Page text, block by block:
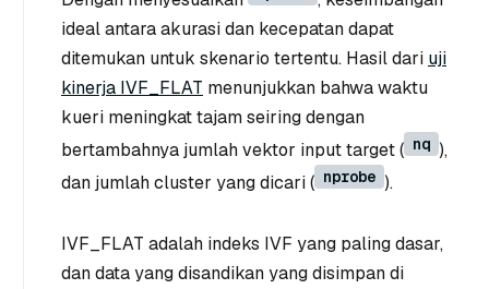
ideal antara akurasi dan kecepatan dapat
ditemukan untuk skenario tertentu. Hasil dari uji
kinerja IVF_FLAT menunjukkan bahwa waktu
kueri meningkat tajam seiring dengan
bertambahnya jumlah vektor input target ( nq ),
dan jumlah cluster yang dicari ( nprobe ).
IVF_FLAT adalah indeks IVF yang paling dasar,
dan data yang disandikan yang disimpan di